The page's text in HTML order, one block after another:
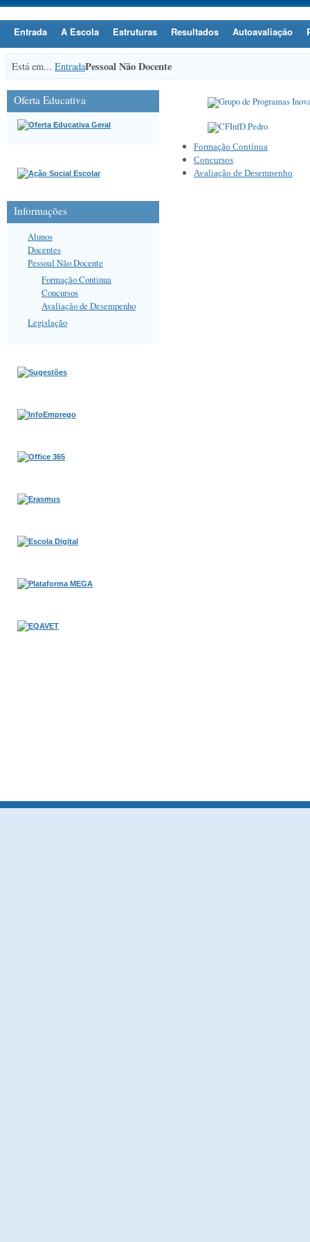
Entrada A Escola Estruturas Resultados Autoavaliação
Está em... EntradaPessoal Não Docente
Formação Contínua
Concursos
Avaliação de Desempenho
Oferta Educativa
Informações
Alunos
Docentes
Pessoal Não Docente
Formação Continua
Concursos
Avaliação de Desempenho
Legislação